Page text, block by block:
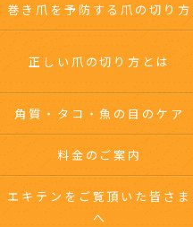
巻き爪を予防する爪の切り方
正しい爪の切り方とは
角質・タコ・魚の目のケア
料金のご案内
エキテンをご覧頂いた皆さま
へ